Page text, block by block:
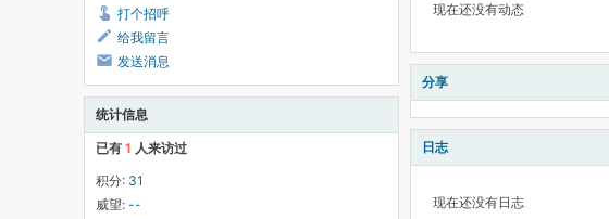
打个招呼
给我留言
发送消息
统计信息
已有 1 人来访过
积分: 31
威望: --
现在还没有动态
分享
日志
现在还没有日志